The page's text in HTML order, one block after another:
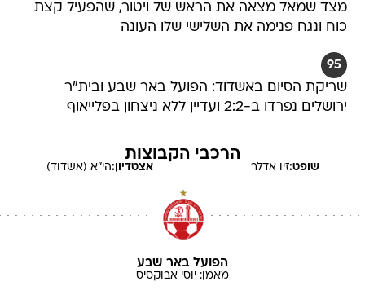
מצד שמאל מצאה את הראש של ויטור, שהפעיל קצת
כוח ונגח פנימה את השלישי שלו העונה
95
שריקת הסיום באשדוד: הפועל באר שבע ובית"ר
ירושלים נפרדו ב-2:2 ועדיין ללא ניצחון בפלייאוף
הרכבי הקבוצות
שופט:זיו אדלר אצטדיון:הי"א (אשדוד)
הפועל באר שבע
מאמן: יוסי אבוקסיס